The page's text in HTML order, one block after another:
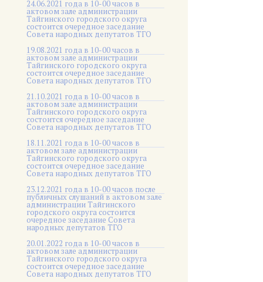
24.06.2021 года в 10-00 часов в
актовом зале администрации
Тайгинского городского округа
состоится очередное заседание
Совета народных депутатов ТГО
19.08.2021 года в 10-00 часов в
актовом зале администрации
Тайгинского городского округа
состоится очередное заседание
Совета народных депутатов ТГО
21.10.2021 года в 10-00 часов в
актовом зале администрации
Тайгинского городского округа
состоится очередное заседание
Совета народных депутатов ТГО
18.11.2021 года в 10-00 часов в
актовом зале администрации
Тайгинского городского округа
состоится очередное заседание
Совета народных депутатов ТГО
23.12.2021 года в 10-00 часов после
публичных слушаний в актовом зале
администрации Тайгинского
городского округа состоится
очередное заседание Совета
народных депутатов ТГО
20.01.2022 года в 10-00 часов в
актовом зале администрации
Тайгинского городского округа
состоится очередное заседание
Совета народных депутатов ТГО